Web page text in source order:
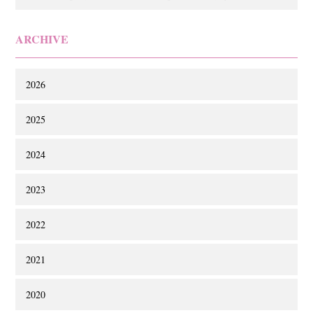
ARCHIVE
2026
2025
2024
2023
2022
2021
2020